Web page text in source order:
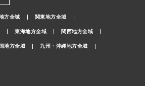
方全域 関東地方全域
東海地方全域 関西地方全域
地方全域 九州・沖縄地方全域